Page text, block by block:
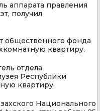
аппарата правления
получил
общественного фонда
квартиру.
отдела
Республики
квартиру.
Национального